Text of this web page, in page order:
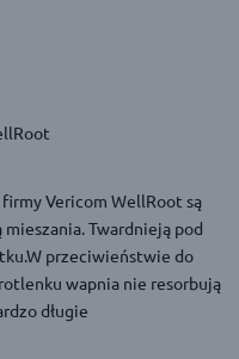
Vericom WellRoot są
Twardnieją pod
przeciwieństwie do
wapnia nie resorbują
długie